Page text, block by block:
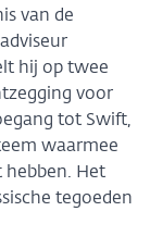
van de
hij op twee
voor
tot Swift,
waarmee
hebben. Het
tegoeden